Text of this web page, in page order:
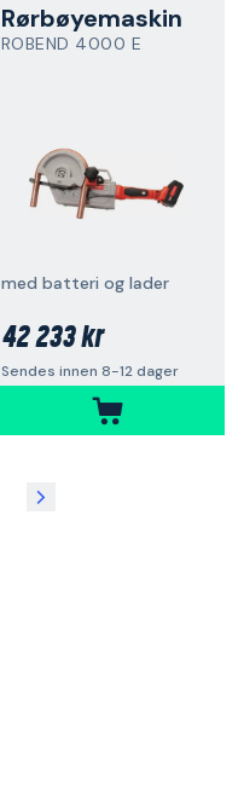
Rørbøyemaskin
ROBEND 4000 E
med batteri og lader
42 233 kr
Sendes innen 8-12 dager